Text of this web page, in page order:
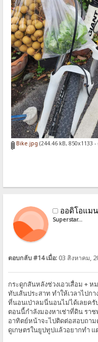
Bike.jpg (244.46 kB, 850x1133 -
ออดิโอแมน
Superstar...
ตอบกลับ #14 เมื่อ: 03 สิงหาคม,
กระดูกสันหลังช่วงเอวเสื่อม +
ทับเส้นประสาท ทำให้เวลาไปก
ที่นอนเป่าลมนี่นอนไม่ได้เลยครั
ตอนนี้กำลังมองหาเช่าที่ดิน รา
อาทิตย์หน้าจะไปติดต่อสอบถา
ดูเกษตรในยูปทูปแล้วอยากทำ แ